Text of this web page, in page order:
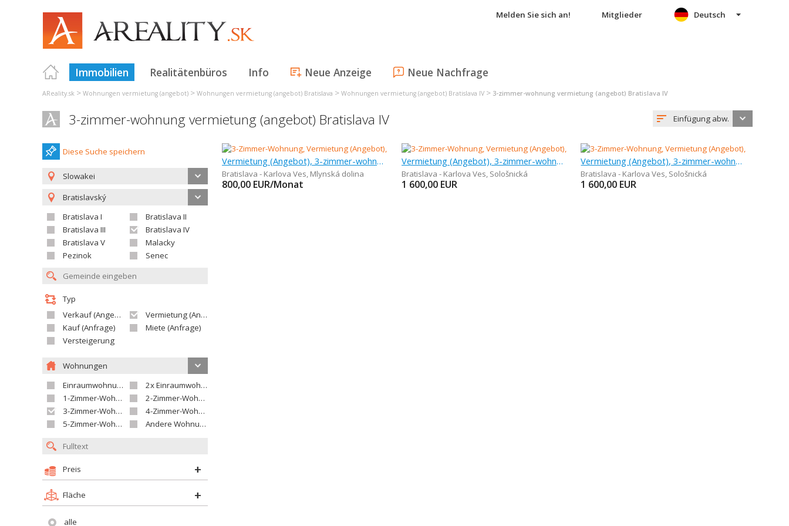
Melden Sie sich an! Mitglieder
Immobilien Realitätenbüros Info Neue Anzeige Neue Nachfrage
Deutsch
AReality.sk > Wohnungen vermietung (angebot) > Wohnungen vermietung (angebot) Bratislava > Wohnungen vermietung (angebot) Bratislava IV > 3-zimmer-wohnung vermietung (angebot) Bratislava IV
3-zimmer-wohnung vermietung (angebot) Bratislava IV Einfügung abw.
Diese Suche speichern
Slowakei
Bratislavský
Bratislava I
Bratislava II
Bratislava III
Bratislava IV
Bratislava V
Malacky
Pezinok
Senec
Typ
Verkauf (Angebot)
Vermietung (Angebot)
Kauf (Anfrage)
Miete (Anfrage)
Versteigerung
Wohnungen
Einraumwohnung
2x Einraumwohnung
1-Zimmer-Wohnung
2-Zimmer-Wohnung
3-Zimmer-Wohnung
4-Zimmer-Wohnung
5-Zimmer-Wohnung und größer
Andere Wohnung
Preis
Fläche
alle
Vermietung (Angebot), 3-zimmer-wohnung, 65 m
Bratislava - Karlova Ves, Mlynská dolina
800,00 EUR/Monat
Vermietung (Angebot), 3-zimmer-wohnung, 124 m
Bratislava - Karlova Ves, Sološnická
1 600,00 EUR
Vermietung (Angebot), 3-zimmer-wohnung, 124 m
Bratislava - Karlova Ves, Sološnická
1 600,00 EUR